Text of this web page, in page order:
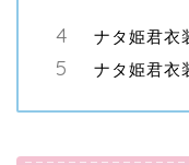
ナタ姫君衣
ナタ姫君衣